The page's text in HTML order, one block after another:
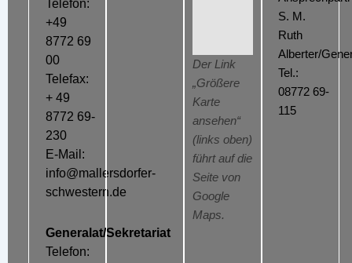
Telefon:
+49
8772 69
00
Telefax:
+ 49
8772 69-
230
E-Mail:
info@mallersdorfer-
schwestern.de
Generalat/Sekretariat
Telefon:
Der Link
„Größere
Karte
ansehen“
(links oben)
führt auf die
Seite von
Google
Maps.
S. M.
Ruth
Alberter/
Tel.:
08772 69-
115